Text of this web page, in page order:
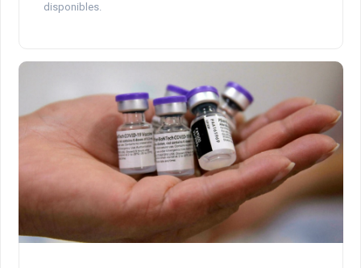
disponibles.